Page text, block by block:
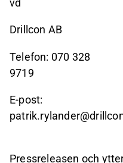
Telefon: 070 328
E-post:
Pressreleasen och